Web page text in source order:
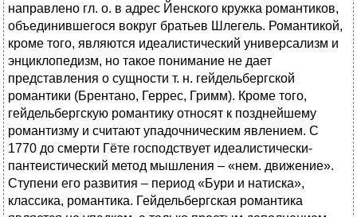
направлено гл. о. в адрес Йенского кружка романтиков,
объединившегося вокруг братьев Шлегель. Романтикой,
кроме того, являются идеалистический универсализм и
энциклопедизм, но такое понимание не дает
представления о сущности т. н. гейдельбергской
романтики (Брентано, Геррес, Гримм). Кроме того,
гейдельбергскую романтику относят к позднейшему
романтизму и считают упадочническим явлением. С
1770 до смерти Гёте господствует идеалистически-
пантеистический метод мышления – «нем. движение».
Ступени его развития – период «Бури и натиска»,
классика, романтика. Гейдельбергская романтика